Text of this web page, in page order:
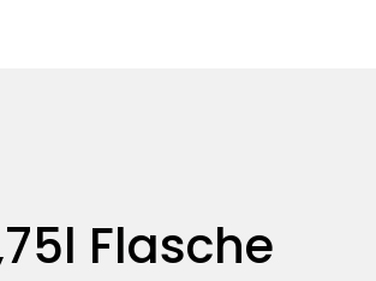
Flasche